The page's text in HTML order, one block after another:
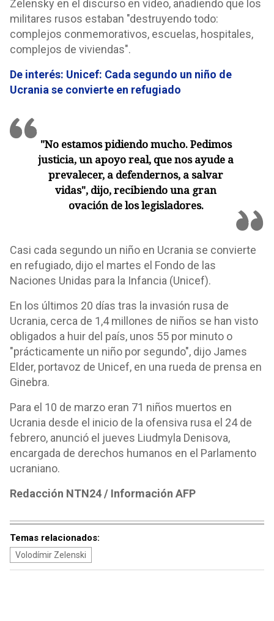
Zelensky en el discurso en vídeo, añadiendo que los
militares rusos estaban "destruyendo todo:
complejos conmemorativos, escuelas, hospitales,
complejos de viviendas".
De interés: Unicef: Cada segundo un niño de
Ucrania se convierte en refugiado
"No estamos pidiendo mucho. Pedimos
justicia, un apoyo real, que nos ayude a
prevalecer, a defendernos, a salvar
vidas", dijo, recibiendo una gran
ovación de los legisladores.
Casi cada segundo un niño en Ucrania se convierte
en refugiado, dijo el martes el Fondo de las
Naciones Unidas para la Infancia (Unicef).
En los últimos 20 días tras la invasión rusa de
Ucrania, cerca de 1,4 millones de niños se han visto
obligados a huir del país, unos 55 por minuto o
"prácticamente un niño por segundo", dijo James
Elder, portavoz de Unicef, en una rueda de prensa en
Ginebra.
Para el 10 de marzo eran 71 niños muertos en
Ucrania desde el inicio de la ofensiva rusa el 24 de
febrero, anunció el jueves Liudmyla Denisova,
encargada de derechos humanos en el Parlamento
ucraniano.
Redacción NTN24 / Información AFP
Temas relacionados:
Volodímir Zelenski